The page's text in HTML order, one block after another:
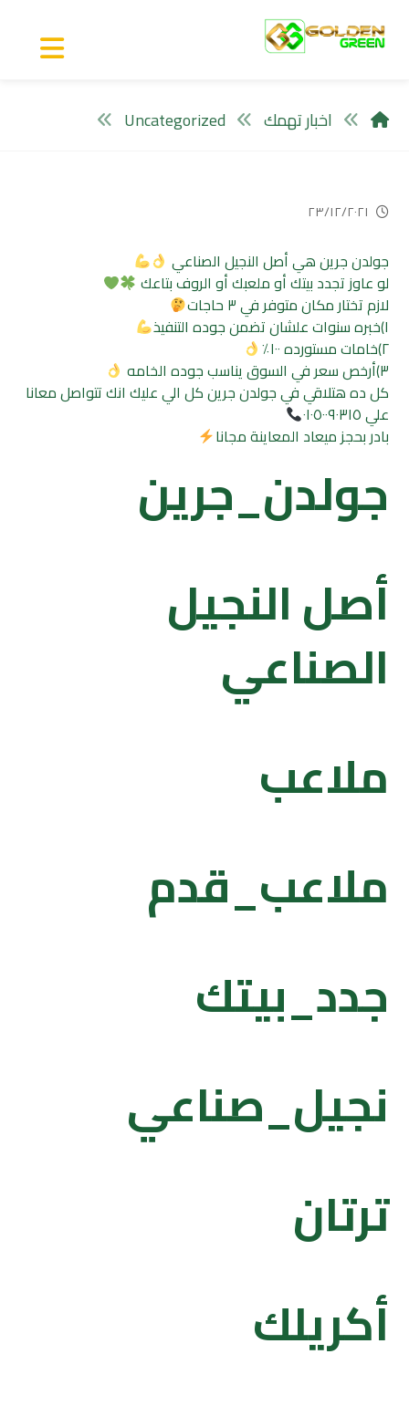
اخبار تهمك Uncategorized
٢٣/١٢/٢٠٢١
جولدن جرين هي أصل النجيل الصناعي
لو عاوز تجدد بيتك أو ملعبك أو الروف بتاعك
لازم تختار مكان متوفر في ٣ حاجات
١)خبره سنوات علشان تضمن جوده التنفيذ
٢)خامات مستورده ١٠٠٪
٣)أرخص سعر في السوق يناسب جوده الخامه
كل ده هتلاقي في جولدن جرين كل الي عليك انك تتواصل معانا
علي ٠١٠٥٠٠٩٠٣١٥
بادر بحجز ميعاد المعاينة مجانا
جولدن_جرين
أصل النجيل
الصناعي
ملاعب
ملاعب_قدم
جدد_بيتك
نجيل_صناعي
ترتان
أكريلك